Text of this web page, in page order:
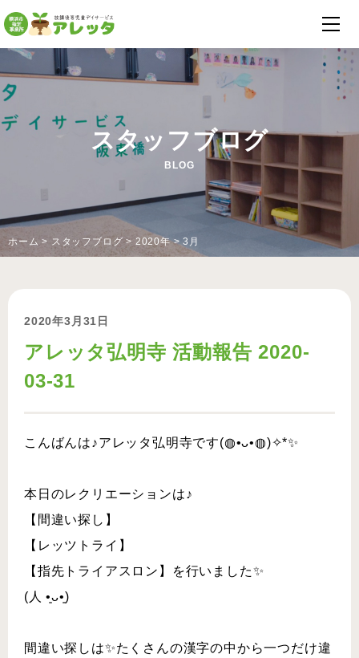
スタッフブログ
BLOG
ホーム > スタッフブログ> 2020年>3月
2020年3月31日
アレッタ弘明寺 活動報告 2020-
03-31
こんばんは♪アレッタ弘明寺です(◍•ᴗ•◍)✧*✨
本日のレクリエーションは♪
【間違い探し】
【レッツトライ】
【指先トライアスロン】を行いました✨
(人 •͈ᴗ•͈)
間違い探しは✨たくさんの漢字の中から一つだけ違